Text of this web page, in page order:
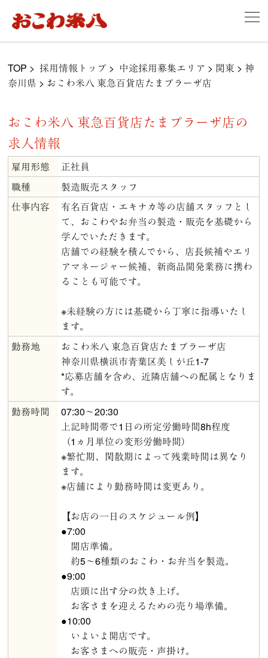
TOP >採用情報トップ > 中途採用募集エリア > 関東 >神
奈川県 > おこわ米八 東急百貨店たまプラーザ店
おこわ米八 東急百貨店たまプラーザ店の
求人情報
雇用形態
正社員
職種
製造販売スタッフ
仕事内容
有名百貨店・エキナカ等の店舗スタッフとし
て、おこわやお弁当の製造・販売を基礎から
学んでいただきます。
店舗での経験を積んでから、店長候補やエリ
アマネージャー候補、新商品開発業務に携わ
ることも可能です。
※未経験の方には基礎から丁寧に指導いたし
ます。
勤務地
おこわ米八 東急百貨店たまプラーザ店
神奈川県横浜市青葉区美しが丘1-7
*応募店舗を含め、近隣店舗への配属となりま
す。
勤務時間
07:30～20:30
上記時間帯で1日の所定労働時間8h程度
（1ヵ月単位の変形労働時間）
※繁忙期、閑散期によって残業時間は異なり
ます。
※店舗により勤務時間は変更あり。
【お店の一日のスケジュール例】
●7:00
開店準備。
約5～6種類のおこわ・お弁当を製造。
●9:00
店頭に出す分の炊き上げ。
お客さまを迎えるための売り場準備。
●10:00
いよいよ開店です。
お客さまへの販売・声掛け。